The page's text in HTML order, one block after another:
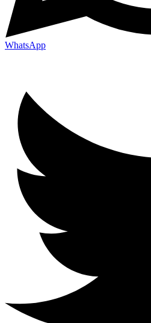
WhatsApp